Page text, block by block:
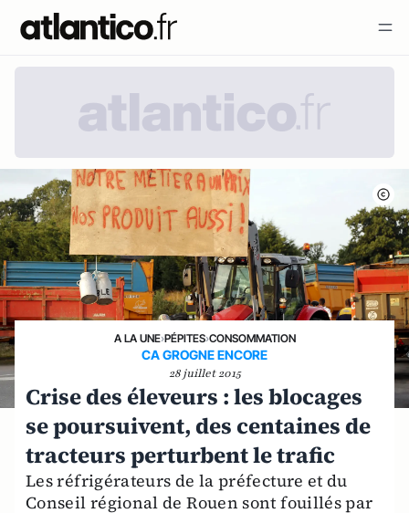
A LA UNE›PÉPITES›CONSOMMATION
CA GROGNE ENCORE
28 juillet 2015
Crise des éleveurs : les blocages
se poursuivent, des centaines de
tracteurs perturbent le trafic
Les réfrigérateurs de la préfecture et du
Conseil régional de Rouen sont fouillés par